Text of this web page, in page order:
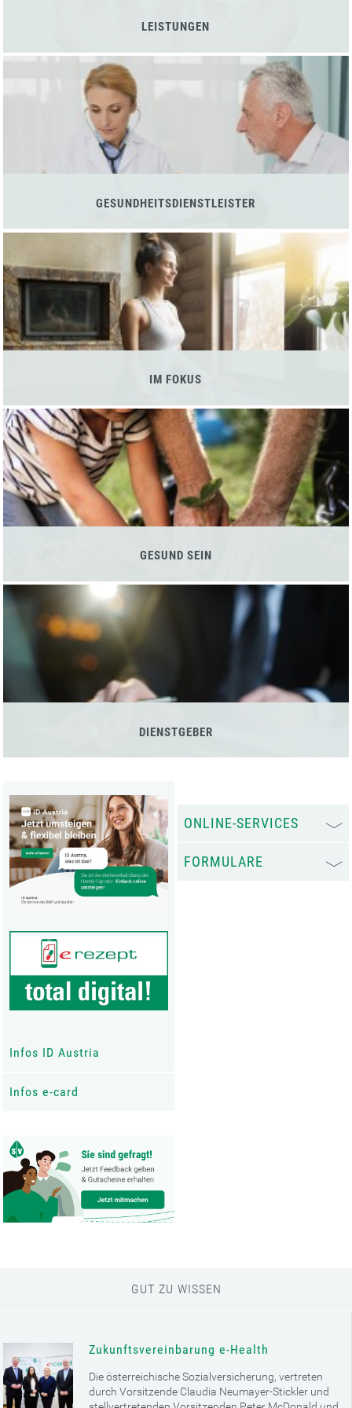
LEISTUNGEN
GESUNDHEITSDIENSTLEISTER
IM FOKUS
GESUND SEIN
DIENSTGEBER
Infos ID Austria
Infos e-card
ONLINE-SERVICES
FORMULARE
GUT ZU WISSEN
Zukunftsvereinbarung e-Health
Die österreichische Sozialversicherung, vertreten
durch Vorsitzende Claudia Neumayer-Stickler und